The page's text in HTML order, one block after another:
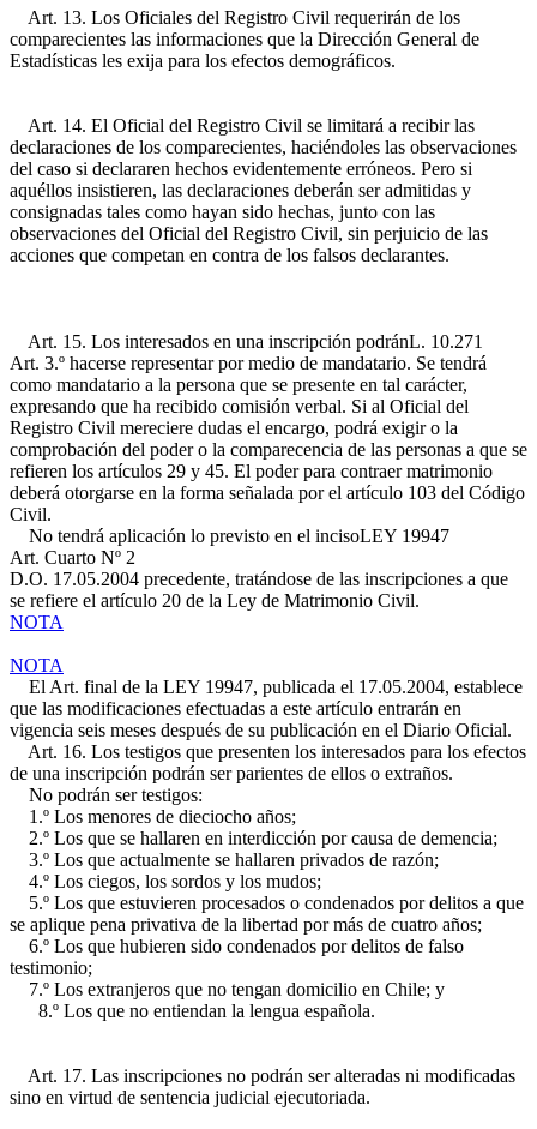
Art. 13. Los Oficiales del Registro Civil requerirán de los
comparecientes las informaciones que la Dirección General de
Estadísticas les exija para los efectos demográficos.
Art. 14. El Oficial del Registro Civil se limitará a recibir las
declaraciones de los comparecientes, haciéndoles las observaciones
del caso si declararen hechos evidentemente erróneos. Pero si
aquéllos insistieren, las declaraciones deberán ser admitidas y
consignadas tales como hayan sido hechas, junto con las
observaciones del Oficial del Registro Civil, sin perjuicio de las
acciones que competan en contra de los falsos declarantes.
Art. 15. Los interesados en una inscripción podránL. 10.271
Art. 3.º hacerse representar por medio de mandatario. Se tendrá
como mandatario a la persona que se presente en tal carácter,
expresando que ha recibido comisión verbal. Si al Oficial del
Registro Civil mereciere dudas el encargo, podrá exigir o la
comprobación del poder o la comparecencia de las personas a que se
refieren los artículos 29 y 45. El poder para contraer matrimonio
deberá otorgarse en la forma señalada por el artículo 103 del Código
Civil.
No tendrá aplicación lo previsto en el incisoLEY 19947
Art. Cuarto Nº 2
D.O. 17.05.2004 precedente, tratándose de las inscripciones a que
se refiere el artículo 20 de la Ley de Matrimonio Civil.
NOTA
NOTA
El Art. final de la LEY 19947, publicada el 17.05.2004, establece
que las modificaciones efectuadas a este artículo entrarán en
vigencia seis meses después de su publicación en el Diario Oficial.
Art. 16. Los testigos que presenten los interesados para los efectos
de una inscripción podrán ser parientes de ellos o extraños.
No podrán ser testigos:
1.º Los menores de dieciocho años;
2.º Los que se hallaren en interdicción por causa de demencia;
3.º Los que actualmente se hallaren privados de razón;
4.º Los ciegos, los sordos y los mudos;
5.º Los que estuvieren procesados o condenados por delitos a que
se aplique pena privativa de la libertad por más de cuatro años;
6.º Los que hubieren sido condenados por delitos de falso
testimonio;
7.º Los extranjeros que no tengan domicilio en Chile; y
8.º Los que no entiendan la lengua española.
Art. 17. Las inscripciones no podrán ser alteradas ni modificadas
sino en virtud de sentencia judicial ejecutoriada.